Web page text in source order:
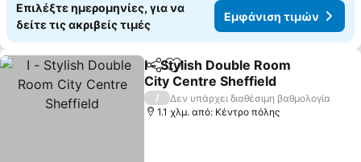
Επιλέξτε ημερομηνίες, για να
δείτε τις ακριβείς τιμές
Εμφάνιση τιμών
Κοινοποίηση
Προσθήκη στα αγαπημένα
I - Stylish Double Room
City Centre Sheffield
Εμφάνιση τιμών
/
Δεν υπάρχει διαθέσιμη βαθμολογία
1.1 χλμ. από: Κέντρο πόλης